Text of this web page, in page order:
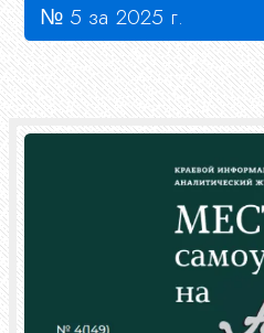
№ 5 за 2025 г.